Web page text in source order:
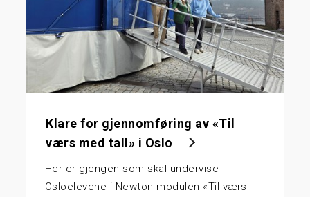
Klare for gjennomføring av «Til
værs med tall» i Oslo
Her er gjengen som skal undervise
Osloelevene i Newton-modulen «Til værs